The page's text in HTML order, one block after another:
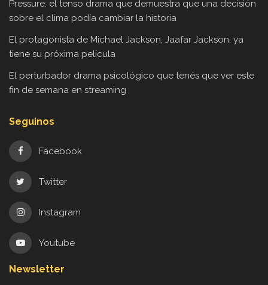
Pressure: el tenso drama que demuestra que una decisión
sobre el clima podía cambiar la historia
El protagonista de Michael Jackson, Jaafar Jackson, ya
tiene su próxima película
El perturbador drama psicológico que tenés que ver este
fin de semana en streaming
Seguinos
Facebook
Twitter
Instagram
Youtube
Newsletter